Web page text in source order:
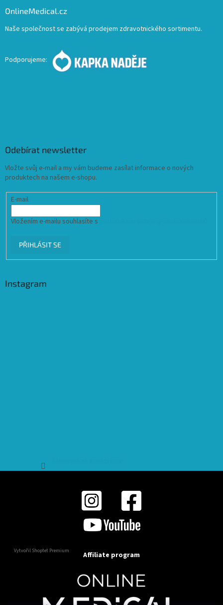
OnlineMedical.cz
Naše společnost se zabývá prodejem zdravotnického sortimentu.
Podporujeme:
Odebírat newsletter
Vložte svůj e-mail a my vám budeme zasílat informace o nových
produktech na našem e-shopu.
E-mail
Vložením e-mailu souhlasíte s
PŘIHLÁSIT SE
Instagram
Vytvořil Shoptet Premium Affiliate program